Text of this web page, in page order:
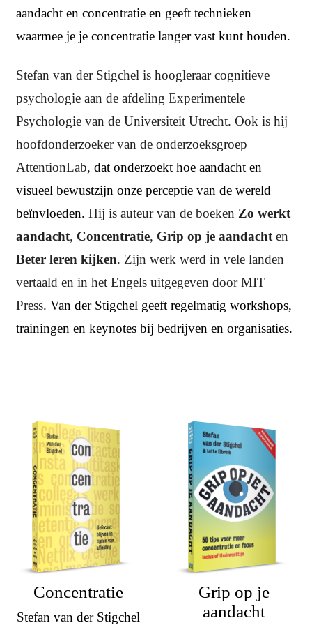
aandacht en concentratie en geeft technieken
waarmee je je concentratie langer vast kunt houden.
Stefan van der Stigchel is hoogleraar cognitieve
psychologie aan de afdeling Experimentele
Psychologie van de Universiteit Utrecht. Ook is hij
hoofdonderzoeker van de onderzoeksgroep
AttentionLab, dat onderzoekt hoe aandacht en
visueel bewustzijn onze perceptie van de wereld
beïnvloeden. Hij is auteur van de boeken Zo werkt
aandacht, Concentratie, Grip op je aandacht en
Beter leren kijken. Zijn werk werd in vele landen
vertaald en in het Engels uitgegeven door MIT
Press. Van der Stigchel geeft regelmatig workshops,
trainingen en keynotes bij bedrijven en organisaties.
Concentratie
Stefan van der Stigchel
Grip op je
aandacht